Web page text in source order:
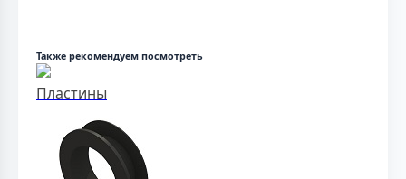
Также рекомендуем посмотреть
Пластины